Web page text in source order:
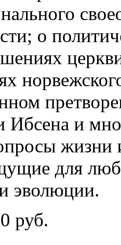
о
Ибсена и
жизни
для
эволюции.
руб.